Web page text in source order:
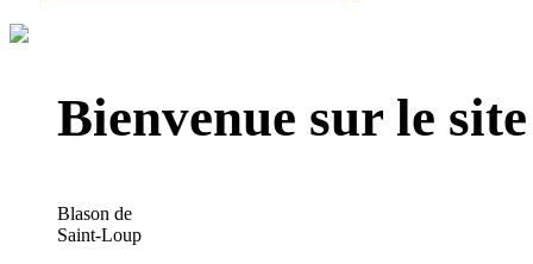
Bienvenue sur le
Blason de
Saint-Loup